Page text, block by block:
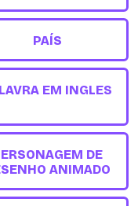
PAÍS
EM INGLES
DE
ANIMADO